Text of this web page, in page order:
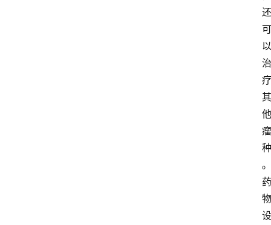
还
可
以
治
疗
其
他
瘤
种
。
药
物
设